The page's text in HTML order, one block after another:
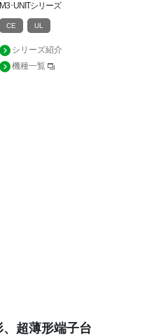
M3･UNITシリーズ
CE UL
シリーズ紹介
機種一覧
超薄形端子台